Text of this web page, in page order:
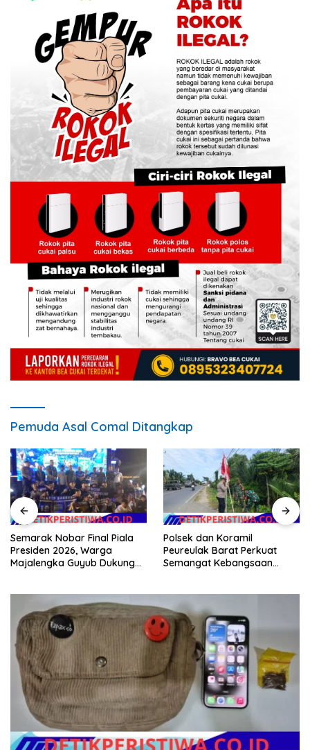
Pemuda Asal Comal Ditangkap
Semarak Nobar Final Piala
Presiden 2026, Warga
Majalengka Guyub Dukung
Polsek dan Koramil
Peureulak Barat Perkuat
Semangat Kebangsaan